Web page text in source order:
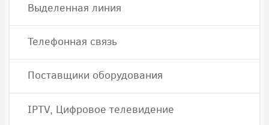
Выделенная линия
Телефонная связь
Поставщики оборудования
IPTV, Цифровое телевидение